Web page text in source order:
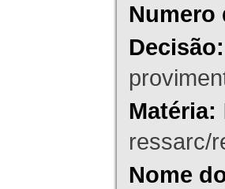
Numero
Decisão:
Matéria:
ressarc/
Nome